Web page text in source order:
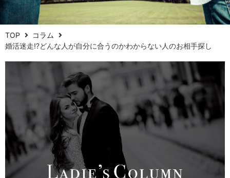
TOP
コラム
婚活迷走⁉どんな人が自分に合うのかわからない人のお相手探し